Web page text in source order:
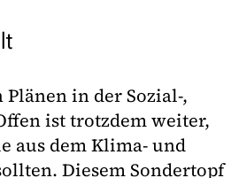
in der Sozial-,
ist trotzdem weiter,
aus dem Klima- und
Diesem Sondertopf